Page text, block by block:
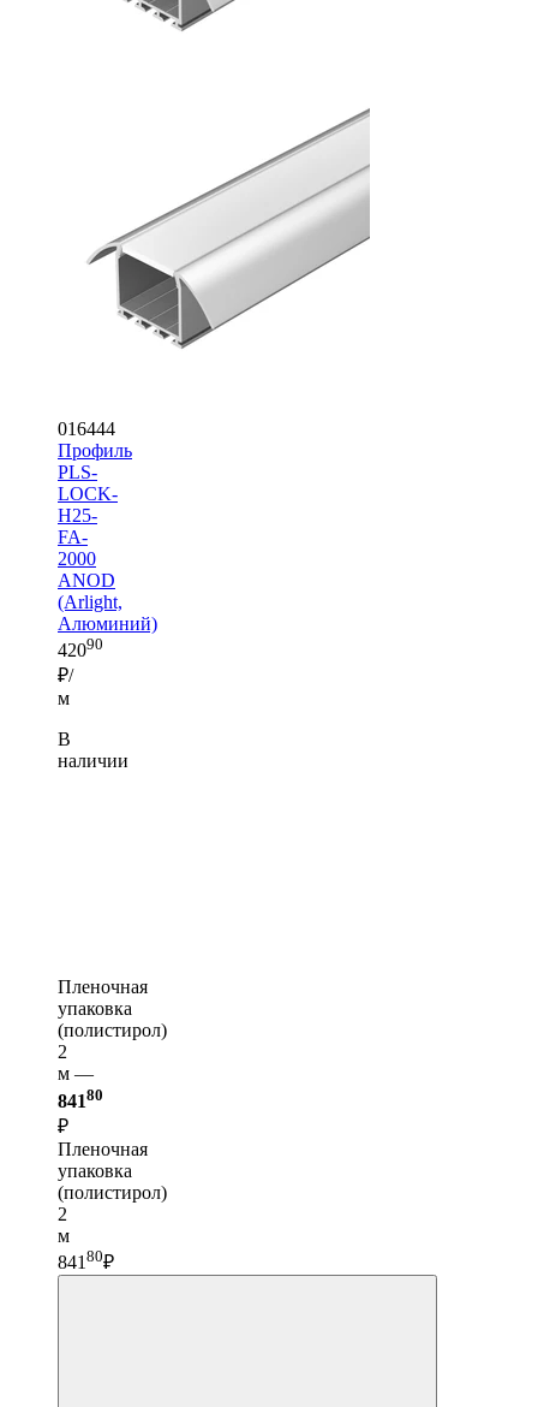
016444
Профиль
PLS-
LOCK-
H25-
FA-
2000
ANOD
(Arlight,
Алюминий)
42090
₽/
м
В
наличии
Пленочная
упаковка
(полистирол)
2
м —
84180
₽
Пленочная
упаковка
(полистирол)
2
м
841 80₽